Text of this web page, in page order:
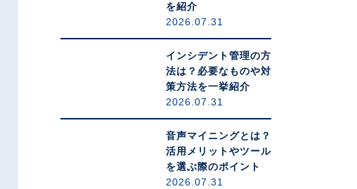
を紹介
2026.07.31
インシデント管理の方
法は？必要なものや対
策方法を一挙紹介
2026.07.31
音声マイニングとは？
活用メリットやツール
を選ぶ際のポイント
2026.07.31